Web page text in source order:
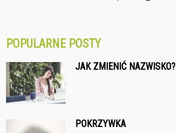
POPULARNE POSTY
JAK ZMIENIĆ NAZWISKO?
POKRZYWKA